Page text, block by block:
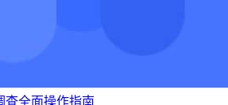
查全面操作指南